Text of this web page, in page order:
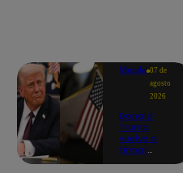
Mundo 07 de
agosto
2026
Donald
Trump
vuelve a
firmar